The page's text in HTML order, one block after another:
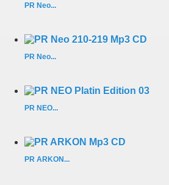
PR Neo...
PR Neo...
PR NEO...
PR ARKON...